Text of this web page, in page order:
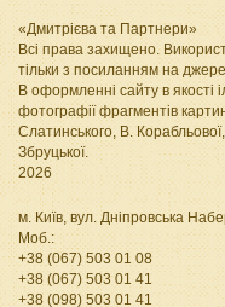
«Дмитрієва та Партнери»
Всі права захищено.
тільки з посиланням на
В оформленні сайту в якості
фотографії фрагментів
Слатинського, В.
Збруцької.
2026
м. Київ, вул. Дніпровська
Моб.:
+38 (067) 503 01 08
+38 (067) 503 01 41
+38 (098) 503 01 41